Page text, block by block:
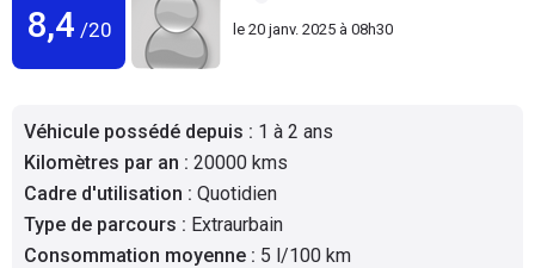
Electriques
Flottes
Auto
Services
8,4 /20 le 20 janv. 2025 à 08h30
Véhicule possédé depuis : 1 à 2 ans
Kilomètres par an : 20000 kms
Cadre d'utilisation : Quotidien
Type de parcours : Extraurbain
Consommation moyenne : 5 l/100 km